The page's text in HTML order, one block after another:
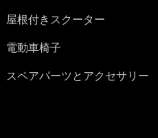
屋根付きスクーター
電動車椅子
スペアパーツとアクセサリー